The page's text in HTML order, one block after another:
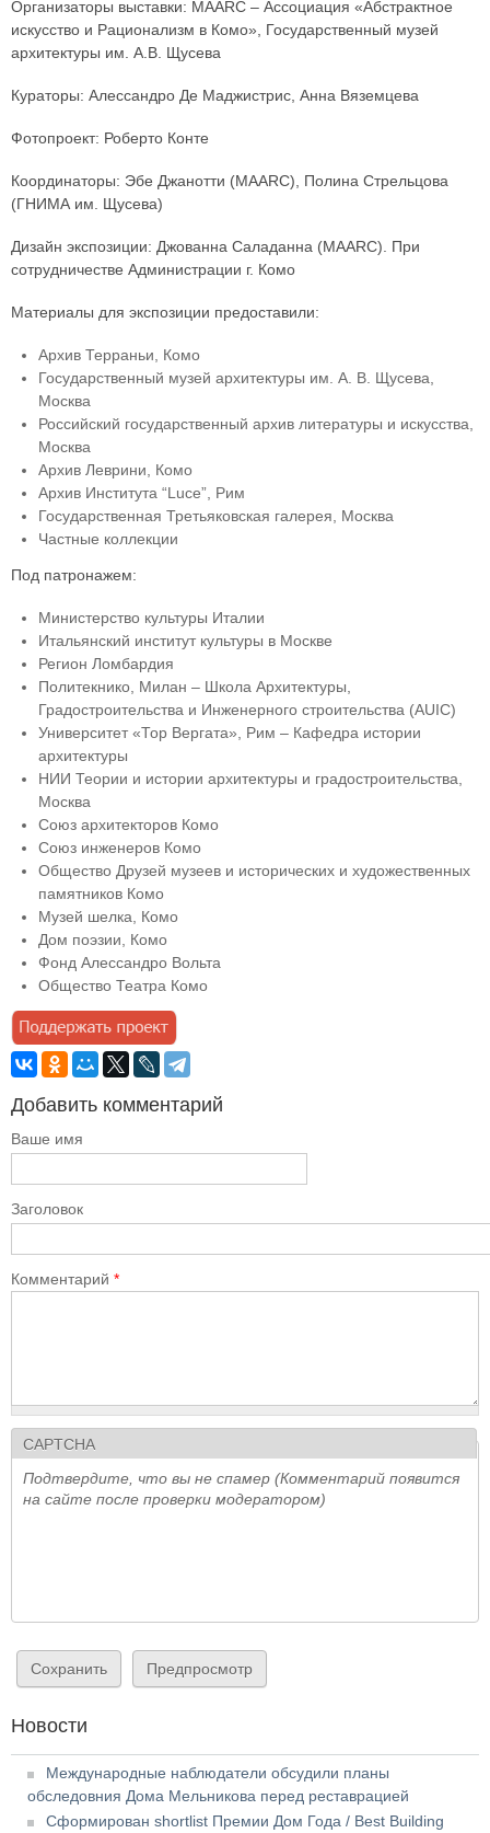
Организаторы выставки: MAARC – Ассоциация «Абстрактное
искусство и Рационализм в Комо», Государственный музей
архитектуры им. А.В. Щусева
Кураторы: Алессандро Де Маджистрис, Анна Вяземцева
Фотопроект: Роберто Конте
Координаторы: Эбе Джанотти (MAARC), Полина Стрельцова
(ГНИМА им. Щусева)
Дизайн экспозиции: Джованна Саладанна (MAARC). При
сотрудничестве Администрации г. Комо
Материалы для экспозиции предоставили:
Архив Терраньи, Комо
Государственный музей архитектуры им. А. В. Щусева,
Москва
Российский государственный архив литературы и искусства,
Москва
Архив Леврини, Комо
Архив Института “Luce”, Рим
Государственная Третьяковская галерея, Москва
Частные коллекции
Под патронажем:
Министерство культуры Италии
Итальянский институт культуры в Москве
Регион Ломбардия
Политекнико, Милан – Школа Архитектуры,
Градостроительства и Инженерного строительства (AUIC)
Университет «Тор Вергата», Рим – Кафедра истории
архитектуры
НИИ Теории и истории архитектуры и градостроительства,
Москва
Союз архитекторов Комо
Союз инженеров Комо
Общество Друзей музеев и исторических и художественных
памятников Комо
Музей шелка, Комо
Дом поэзии, Комо
Фонд Алессандро Вольта
Общество Театра Комо
Добавить комментарий
Ваше имя
Заголовок
Комментарий *
CAPTCHA
Подтвердите, что вы не спамер (Комментарий появится
на сайте после проверки модератором)
Новости
Международные наблюдатели обсудили планы
обследовния Дома Мельникова перед реставрацией
Сформирован shortlist Премии Дом Года / Best Building